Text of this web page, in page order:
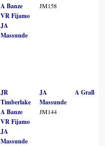
A Banze
VR Fijamo
JA
Massunde
JM158
JR
Timberlake
A Banze
VR Fijamo
JA
Massunde
JA
Massunde
JM144
A Grall